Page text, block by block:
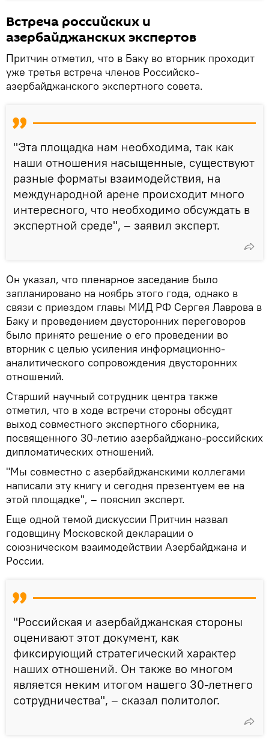
Встреча российских и
азербайджанских экспертов
Притчин отметил, что в Баку во вторник проходит
уже третья встреча членов Российско-
азербайджанского экспертного совета.
"Эта площадка нам необходима, так как
наши отношения насыщенные, существуют
разные форматы взаимодействия, на
международной арене происходит много
интересного, что необходимо обсуждать в
экспертной среде", – заявил эксперт.
Он указал, что пленарное заседание было
запланировано на ноябрь этого года, однако в
связи с приездом главы МИД РФ Сергея Лаврова в
Баку и проведением двусторонних переговоров
было принято решение о его проведении во
вторник с целью усиления информационно-
аналитического сопровождения двусторонних
отношений.
Старший научный сотрудник центра также
отметил, что в ходе встречи стороны обсудят
выход совместного экспертного сборника,
посвященного 30-летию азербайджано-российских
дипломатических отношений.
"Мы совместно с азербайджанскими коллегами
написали эту книгу и сегодня презентуем ее на
этой площадке", – пояснил эксперт.
Еще одной темой дискуссии Притчин назвал
годовщину Московской декларации о
союзническом взаимодействии Азербайджана и
России.
"Российская и азербайджанская стороны
оценивают этот документ, как
фиксирующий стратегический характер
наших отношений. Он также во многом
является неким итогом нашего 30-летнего
сотрудничества", – сказал политолог.